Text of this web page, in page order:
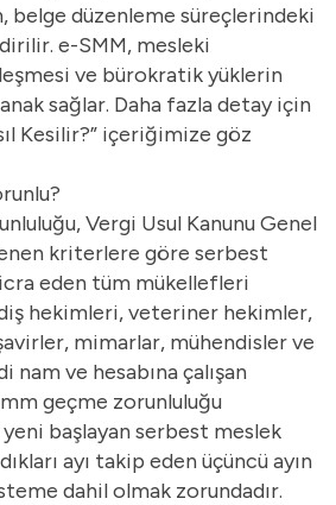
belge düzenleme süreçlerindeki
e-SMM, mesleki
ve bürokratik yüklerin
sağlar. Daha fazla detay için
Kesilir?” içeriğimize göz
Vergi Usul Kanunu Genel
kriterlere göre serbest
eden tüm mükellefleri
hekimleri, veteriner hekimler,
mimarlar, mühendisler ve
nam ve hesabına çalışan
geçme zorunluluğu
yeni başlayan serbest meslek
ayı takip eden üçüncü ayın
dahil olmak zorundadır.